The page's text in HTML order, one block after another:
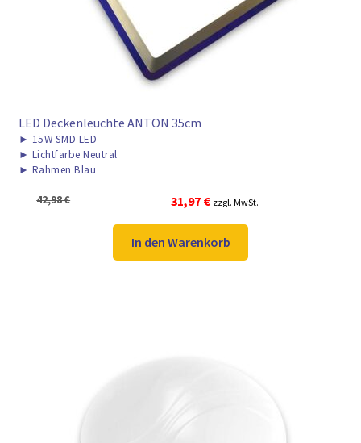
LED Deckenleuchte ANTON 35cm
► 15W SMD LED
► Lichtfarbe Neutral
► Rahmen Blau
42,98€
Ursprünglicher
Preis
war:
42,98 €
31,97 €Aktueller
Preis
ist:
31,97 €.
zzgl. MwSt.
In den Warenkorb